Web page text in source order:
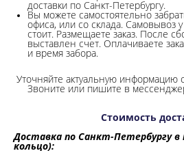
доставки по Санкт-Петербургу.
Вы можете самостоятельно
офиса, или со склада. Самовывоз
стоит. Размещаете заказ. После
выставлен счет. Оплачиваете
и время забора.
Уточняйте актуальную информацию
Звоните или пишите в
Стоимость
Доставка по Санкт-Петербургу в
кольцо):